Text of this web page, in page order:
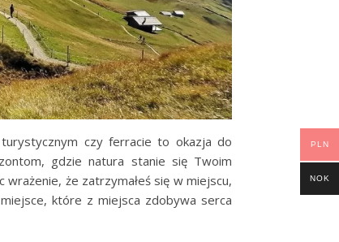
czy ferracie to okazja do
gdzie natura stanie się Twoim
że zatrzymałeś się w miejscu,
które z miejsca zdobywa serca
PLN
NOK